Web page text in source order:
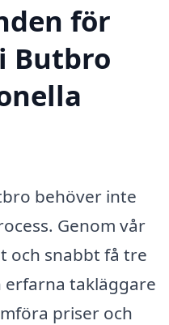
för
Butbro
behöver inte
Genom vår
och snabbt få tre
takläggare
priser och